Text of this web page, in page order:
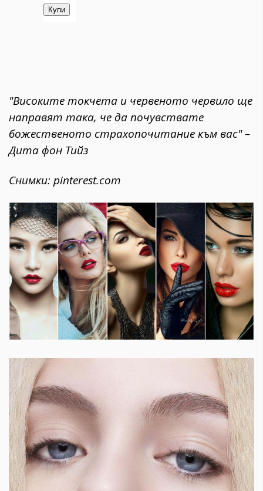
"Високите токчета и червеното червило ще
направят така, че да почувствате
божественото страхопочитание към вас" –
Дита фон Тийз
Снимки: pinterest.com